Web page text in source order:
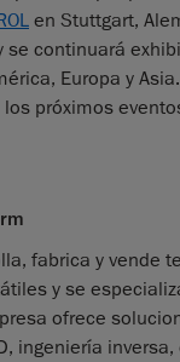
en Stuttgart,
se continuará
Europa y
próximos
fabrica y vende
y se
ofrece
ingeniería inversa,